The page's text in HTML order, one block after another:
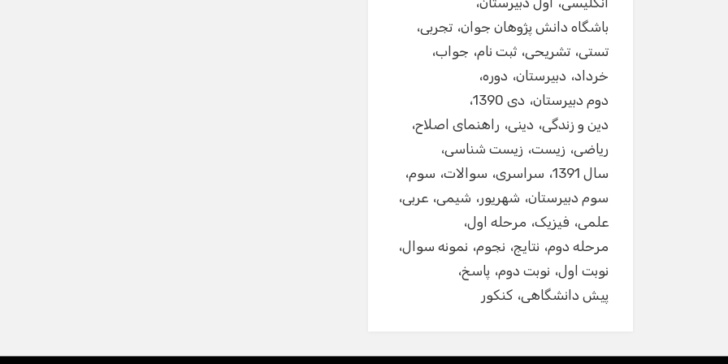
باشگاه دانش پژوهان جوان تجربی
تستی تشریحی ثبت نام جواب
خرداد دبیرستان دوره
دوم دبیرستان دی 1390
دین و زندگی دینی راهنمای اصلاح
ریاضی زیست زیست شناسی
سال 1391
سراسری سوالات سوم
سوم دبیرستان شهریور شیمی عربی
علمی فیزیک مرحله اول
مرحله دوم نتایج نجوم نمونه سوال
نوبت اول نوبت دوم پاسخ
پیش دانشگاهی کنکور